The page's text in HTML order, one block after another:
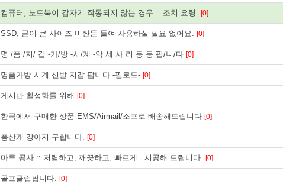
컴퓨터, 노트북이 갑자기 작동되지 않는 경우... 조치 요령. [0]
SSD, 굳이 큰 사이즈 비싼돈 들여 사용하실 필요 없어요. [0]
명 /품 /지/ 갑 -가/방 -시/계 -악 세 사 리 등 등 팝/니/다 [0]
명품가방 시계 신발 지갑 팝니다.-필로드- [0]
게시판 활성화를 위해 [0]
한국에서 구매한 상품 EMS/Airmail/소포로 배송해드립니다 [0]
풍산개 강아지 구합니다. [0]
마루 공사 :: 저렴하고, 깨끗하고, 빠르게.. 시공해 드립니다. [0]
골프클럽팝니다: [0]